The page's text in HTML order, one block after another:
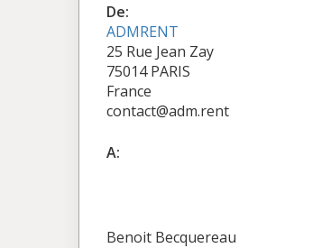
De:
ADMRENT
25 Rue Jean Zay
75014 PARIS
France
contact@adm.rent
A:
Benoit Becquereau